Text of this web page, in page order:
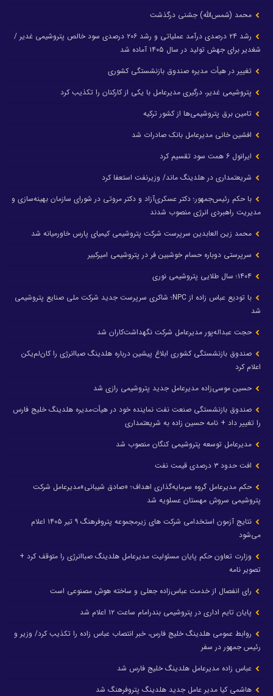
محمد (شمس‌الله) جشنی درگذشت
رشد ۲۴ درصدی درآمد عملیاتی و رشد ۲۰۶ درصدی سود خالص پتروشیمی غدیر /
شغدیر برای جهش تولید در سال ۱۴۰۵ آماده شد
تغییر در هیأت مدیره صندوق بازنشستگی کشوری
پتروشیمی غدیر، درگیری مدیرعامل با یکی از کارکنان را تکذیب کرد
تامین برق پتروشیمی‌ها از کشور ترکیه
افشین خانی مدیرعامل بانک صادرات شد
ایرانول ۶ همت سود تقسیم کرد
شریعتمداری در هلدینگ ماند/ وزیرنفت استعفا کرد
با حکم رئیس‌جمهور؛ دکتر عسکری‌آزاد و دکتر مروتی در شورای سازمان بهینه‌سازی و
مدیریت راهبردی انرژی منصوب شدند
محمد زین العابدین سرپرست شرکت پتروشیمی کیمیای پارس خاورمیانه شد
سرپرستی دوباره حسام خوشبین فر در پتروشیمی امیرکبیر
با تودیع عباس زاده از NPC؛ شاکری سرپرست جدید شرکت ملی صنایع پتروشیمی
شد
حجت عبداله‌پور مدیرعامل شرکت نگهداشت‌کاران شد
صندوق بازنشستگی کشوری ابلاغ پیشین درباره هلدینگ صباانرژی را کان‌لم‌یکن
اعلام کرد
حسین موسی‌زاده مدیرعامل جدید پتروشیمی رازی شد
صندوق بازنشستگی صنعت نفت نماینده خود در هیأت‌مدیره هلدینگ خلیج فارس
را تغییر داد + نامه حسین زاده به شریعتمداری
مدیرعامل توسعه پتروشیمی کنگان منصوب شد
افت حدود ۳ درصدی قیمت نفت
حکم مدیرعامل گروه سرمایه‌گذاری اهداف؛ «صادق شیبانی»مدیرعامل شرکت
پتروشیمی سروش مهستان عسلویه شد
نتایج آزمون استخدامی شرکت های زیرمجموعه پتروفرهنگ ۹ تیر ۱۴۰۵ اعلام
می‌شود
وزارت تعاون حکم پایان مسئولیت مدیرعامل هلدینگ صباانرژی را متوقف کرد +
تصویر نامه
رای انفصال از خدمت عباس‌زاده جعلی و ساخته هوش مصنوعی است
پایان تایم اداری در پتروشیمی بندرامام ساعت ۱۲ اعلام شد
روابط عمومی هلدینگ خلیج فارس، خبر انتصاب عباس زاده را تکذیب کرد/ وزیر و
رئیس جمهور در سفر
عباس زاده مدیرعامل هلدینگ خلیج فارس شد
هاشمی کیا مدیر عامل جدید هلدینگ پتروفرهنگ شد